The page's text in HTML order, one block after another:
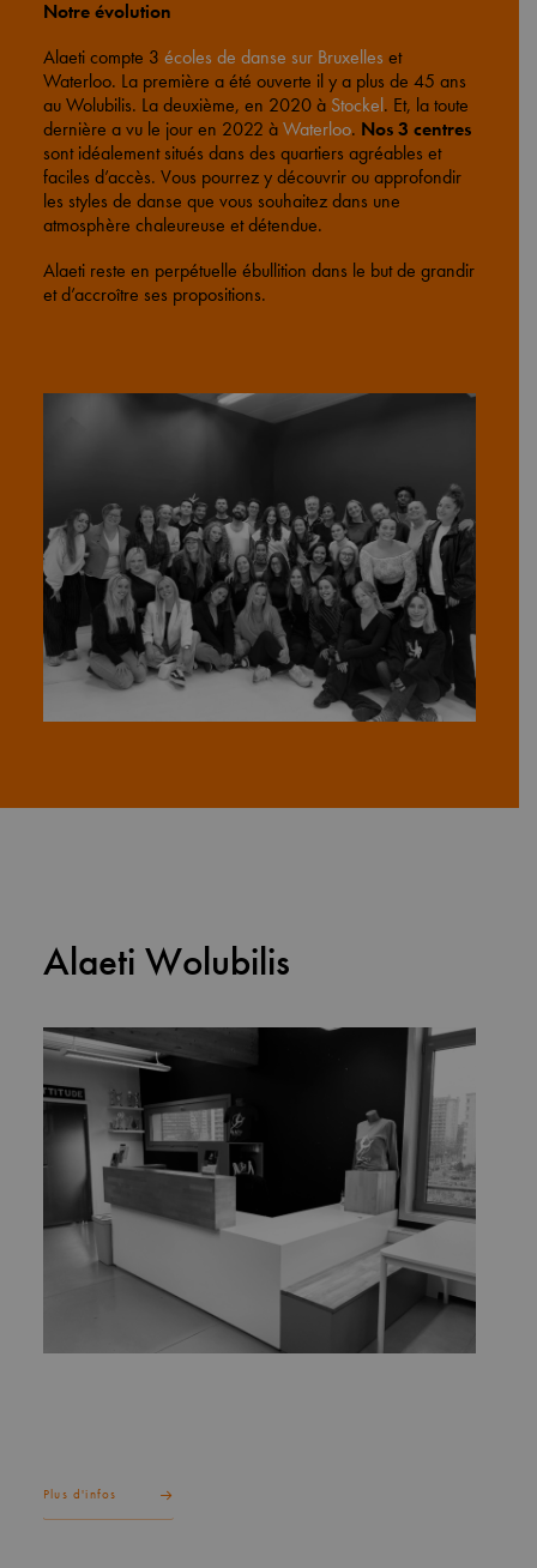
Notre évolution
Alaeti compte 3 écoles de danse sur Bruxelles et
Waterloo. La première a été ouverte il y a plus de 45 ans
au Wolubilis. La deuxième, en 2020 à Stockel. Et, la toute
dernière a vu le jour en 2022 àWaterloo. Nos 3 centres
sont idéalement situés dans des quartiers agréables et
faciles d’accès. Vous pourrez y découvrir ou approfondir
les styles de danse que vous souhaitez dans une
atmosphère chaleureuse et détendue.
Alaeti reste en perpétuelle ébullition dans le but de grandir
et d’accroître ses propositions.
Alaeti Wolubilis
Plus d'infos